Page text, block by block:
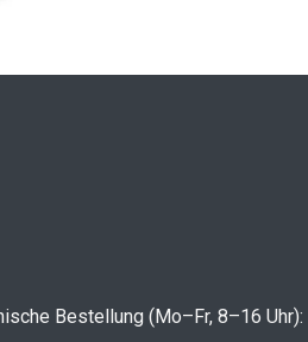
Bestellung (Mo–Fr, 8–16 Uhr):